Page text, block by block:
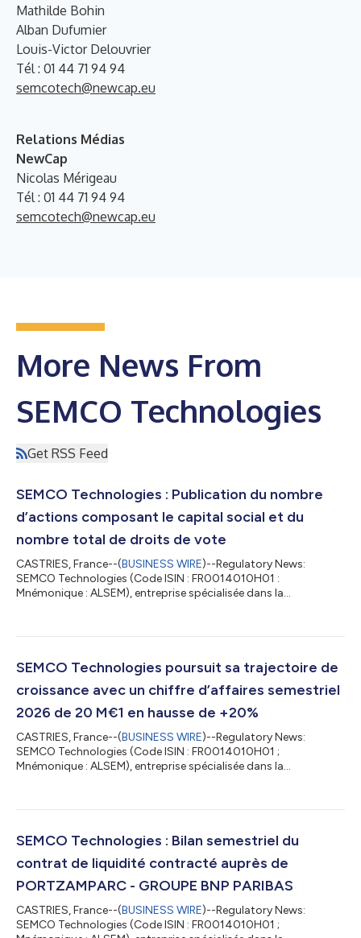
Mathilde Bohin
Alban Dufumier
Louis-Victor Delouvrier
Tél : 01 44 71 94 94
semcotech@newcap.eu
Relations Médias
NewCap
Nicolas Mérigeau
Tél : 01 44 71 94 94
semcotech@newcap.eu
More News From
SEMCO Technologies
Get RSS Feed
SEMCO Technologies : Publication du nombre
d’actions composant le capital social et du
nombre total de droits de vote
CASTRIES, France--(BUSINESS WIRE)--Regulatory News:
SEMCO Technologies (Code ISIN : FR0014010H01 :
Mnémonique : ALSEM), entreprise spécialisée dans la
nombre d’actions composant le capital social et le nombre
d'actions composant le capital Nombre total de droits de vote
théoriques* Nombre total de droits de vote exerç...
SEMCO Technologies poursuit sa trajectoire de
croissance avec un chiffre d’affaires semestriel
2026 de 20 M€1 en hausse de +20%
CASTRIES, France--(BUSINESS WIRE)--Regulatory News:
SEMCO Technologies (Code ISIN : FR0014010H01 ;
Mnémonique : ALSEM), entreprise spécialisée dans la
chiffre d’affaires pour le premier semestre 2026. Laurent
déclare : « SEMCO Technologies poursuit sa trajectoire de
croissance, portée par une demande toujours souten...
SEMCO Technologies : Bilan semestriel du
contrat de liquidité contracté auprès de
PORTZAMPARC - GROUPE BNP PARIBAS
CASTRIES, France--(BUSINESS WIRE)--Regulatory News:
SEMCO Technologies (Code ISIN : FR0014010H01 ;